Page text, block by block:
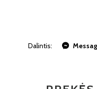
Dalintis: